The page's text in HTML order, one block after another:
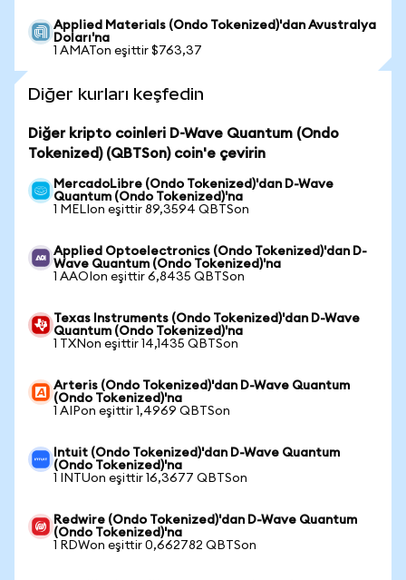
Applied Materials (Ondo Tokenized)'dan Avustralya
Doları'na
1 AMATon eşittir $763,37
Diğer kurları keşfedin
Diğer kripto coinleri D-Wave Quantum (Ondo
Tokenized) (QBTSon) coin'e çevirin
MercadoLibre (Ondo Tokenized)'dan D-Wave
Quantum (Ondo Tokenized)'na
1 MELIon eşittir 89,3594 QBTSon
Applied Optoelectronics (Ondo Tokenized)'dan D-
Wave Quantum (Ondo Tokenized)'na
1 AAOIon eşittir 6,8435 QBTSon
Texas Instruments (Ondo Tokenized)'dan D-Wave
Quantum (Ondo Tokenized)'na
1 TXNon eşittir 14,1435 QBTSon
Arteris (Ondo Tokenized)'dan D-Wave Quantum
(Ondo Tokenized)'na
1 AIPon eşittir 1,4969 QBTSon
Intuit (Ondo Tokenized)'dan D-Wave Quantum
(Ondo Tokenized)'na
1 INTUon eşittir 16,3677 QBTSon
Redwire (Ondo Tokenized)'dan D-Wave Quantum
(Ondo Tokenized)'na
1 RDWon eşittir 0,662782 QBTSon